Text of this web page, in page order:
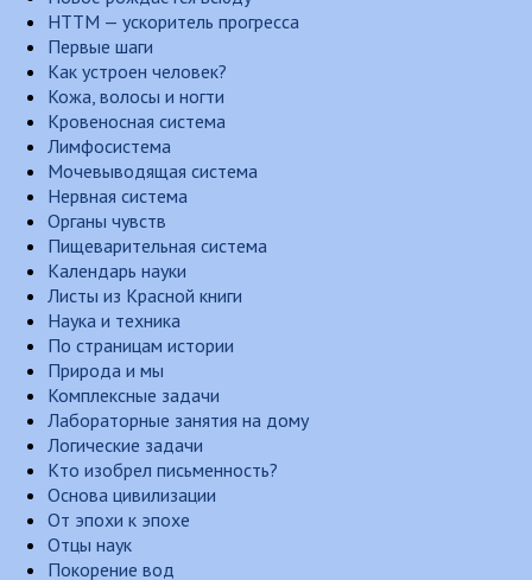
НТТМ — ускоритель прогресса
Первые шаги
Как устроен человек?
Кожа, волосы и ногти
Кровеносная система
Лимфосистема
Мочевыводящая система
Нервная система
Органы чувств
Пищеварительная система
Календарь науки
Листы из Красной книги
Наука и техника
По страницам истории
Природа и мы
Комплексные задачи
Лабораторные занятия на дому
Логические задачи
Кто изобрел письменность?
Основа цивилизации
От эпохи к эпохе
Отцы наук
Покорение вод